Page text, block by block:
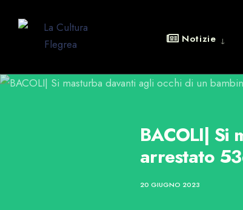
Notizie
BACOLI| Si
arrestato
20 GIUGNO 2023